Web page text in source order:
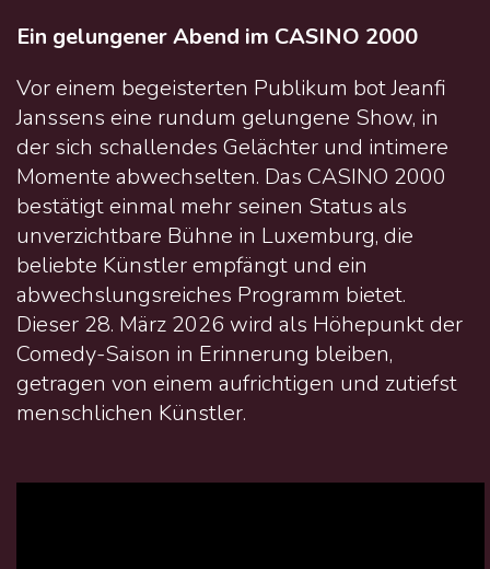
Ein gelungener Abend im CASINO 2000
Vor einem begeisterten Publikum bot Jeanfi
Janssens eine rundum gelungene Show, in
der sich schallendes Gelächter und intimere
Momente abwechselten. Das CASINO 2000
bestätigt einmal mehr seinen Status als
unverzichtbare Bühne in Luxemburg, die
beliebte Künstler empfängt und ein
abwechslungsreiches Programm bietet.
Dieser 28. März 2026 wird als Höhepunkt der
Comedy-Saison in Erinnerung bleiben,
getragen von einem aufrichtigen und zutiefst
menschlichen Künstler.